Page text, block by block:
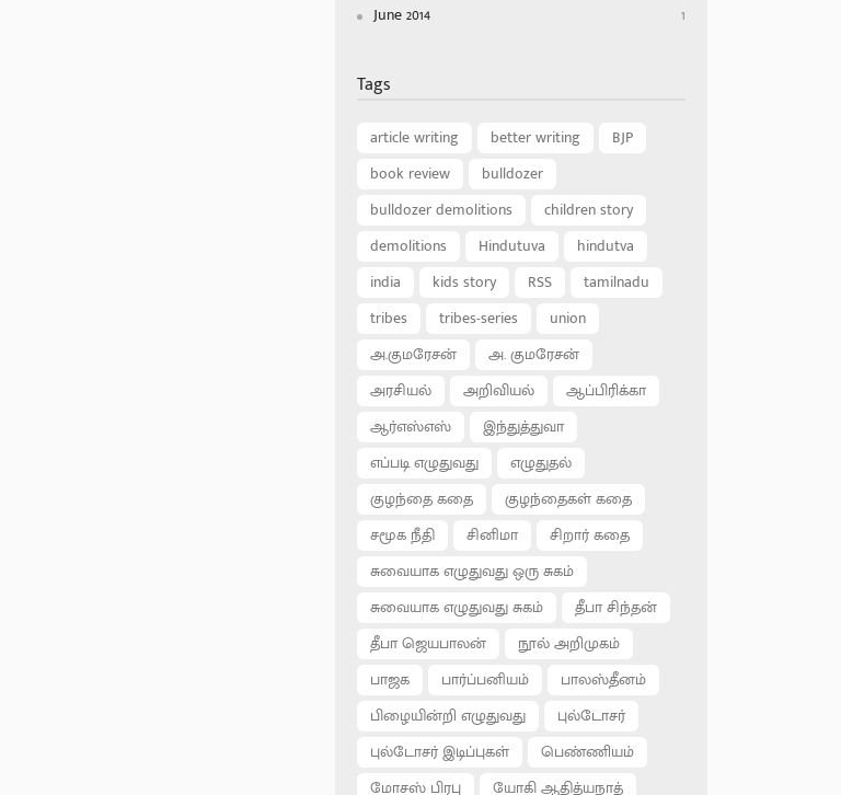
June 2014
1
Tags
article writing better writing
BJP
book review
bulldozer
bulldozer demolitions
children story
demolitions
Hindutuva
hindutva
india
kids story RSS
tamilnadu
tribes
tribes-series
union
அ.குமரேசன்
அ. குமரேசன்
அரசியல்
அறிவியல்
ஆப்பிரிக்கா
ஆர்எஸ்எஸ்
இந்துத்துவா
எப்படி எழுதுவது
எழுதுதல்
குழந்தை கதை
குழந்தைகள் கதை
சமூக நீதி
சினிமா
சிறார் கதை
சுவையாக எழுதுவது ஒரு சுகம்
சுவையாக எழுதுவது சுகம்
தீபா சிந்தன்
தீபா ஜெயபாலன்
நூல் அறிமுகம்
பாஜக
பார்ப்பனியம்
பாலஸ்தீனம்
பிழையின்றி எழுதுவது
புல்டோசர்
புல்டோசர் இடிப்புகள்
பெண்ணியம்
மோசஸ் பிரபு
யோகி ஆதித்யநாத்